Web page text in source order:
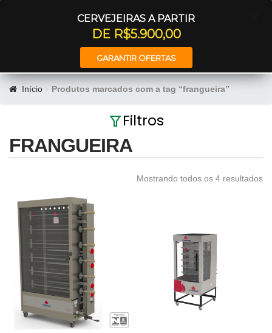
CERVEJEIRAS A PARTIR
DE R$5.900,00
GARANTIR OFERTAS
Início Produtos marcados com a tag “frangueira”
Filtros
FRANGUEIRA
Mostrando todos os 4 resultados